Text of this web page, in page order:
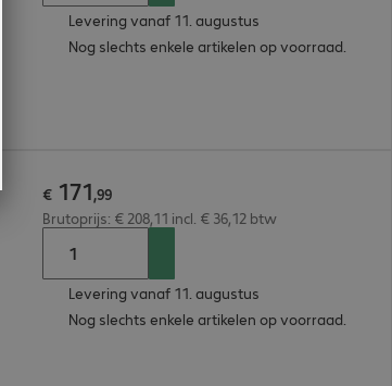
Levering vanaf 11. augustus
Nog slechts enkele artikelen op voorraad.
€ 171,99
Brutoprijs: € 208,11 incl. € 36,12 btw
Levering vanaf 11. augustus
Nog slechts enkele artikelen op voorraad.